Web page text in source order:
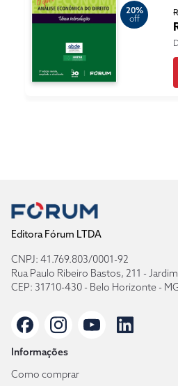
20%
off
Editora Fórum LTDA
CNPJ: 41.769.803/0001-92
Rua Paulo Ribeiro Bastos, 211 -
CEP: 31710-430 - Belo Horizonte -
Informações
Como comprar